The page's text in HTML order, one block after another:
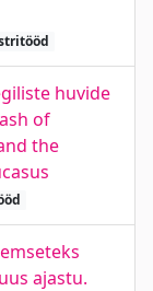
huvide
of
the
ajastu.